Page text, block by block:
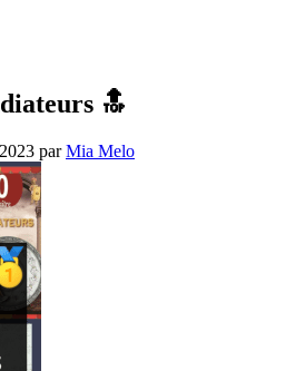
🔝
parMia Melo